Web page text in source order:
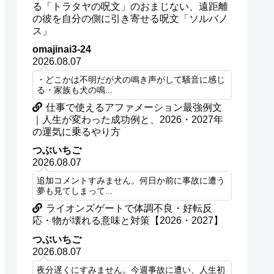
る「トラタヤの呪文」のおまじない、遠距離
の彼を自分の側に引き寄せる呪文「ソルバノ
ス」
omajinai3-24
2026.08.07
・どこかは不明だが犬の鳴き声がして騒音に感じ
る・家族も犬の鳴...
仕事で使えるアファメーション最強例文
｜人生が変わった成功例と、2026・2027年
の運気に乗るやり方
つぶいちご
2026.08.07
追加コメントすみません。何日か前に事故に遭う
夢も見てしまって...
ライオンズゲートで体調不良・好転反
応・物が壊れる意味と対策【2026・2027】
つぶいちご
2026.08.07
夜分遅くにすみません。今週事故に遭い、人生初